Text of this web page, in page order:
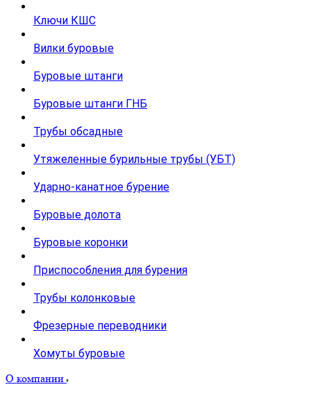
Ключи КШС
Вилки буровые
Буровые штанги
Буровые штанги ГНБ
Трубы обсадные
Утяжеленные бурильные трубы (УБТ)
Ударно-канатное бурение
Буровые долота
Буровые коронки
Приспособления для бурения
Трубы колонковые
Фрезерные переводники
Хомуты буровые
О компании